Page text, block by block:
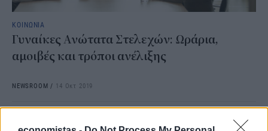
ΚΟΙΝΩΝΙΑ
Γυναίκες Ανώτατα Στελεχών: Ωράρια,
αμοιβές και τρόποι ανέλιξης
NEWSROOM / 14 Οκτ 2019